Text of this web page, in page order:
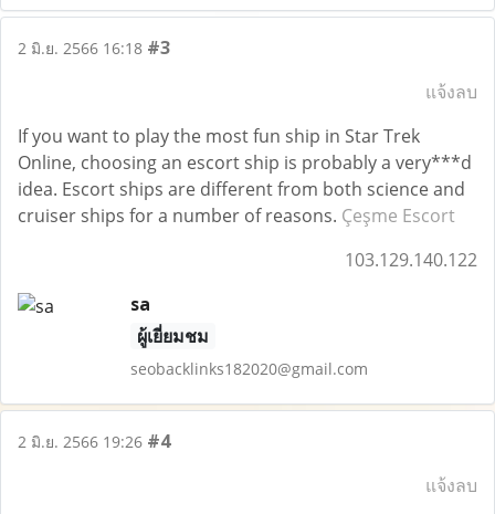
2 มิ.ย. 2566 16:18 #3
แจ้งลบ
If you want to play the most fun ship in Star Trek
Online, choosing an escort ship is probably a very***d
idea. Escort ships are different from both science and
cruiser ships for a number of reasons. Çeşme Escort
103.129.140.122
sa
ผู้เยี่ยมชม
seobacklinks182020@gmail.com
2 มิ.ย. 2566 19:26 #4
แจ้งลบ